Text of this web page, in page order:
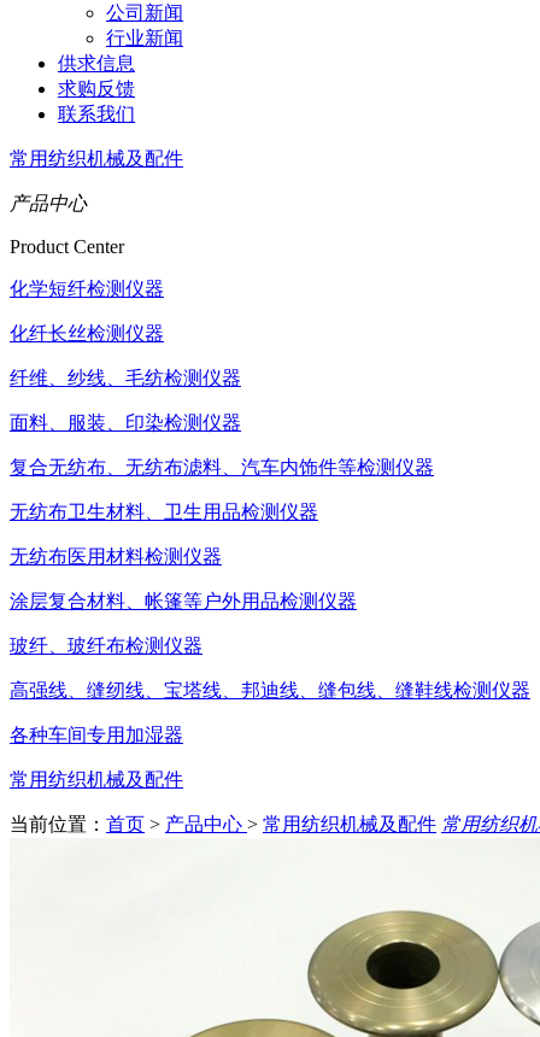
公司新闻
行业新闻
供求信息
求购反馈
联系我们
常用纺织机械及配件
产品中心
Product Center
化学短纤检测仪器
化纤长丝检测仪器
纤维、纱线、毛纺检测仪器
面料、服装、印染检测仪器
复合无纺布、无纺布滤料、汽车内饰件等检测仪器
无纺布卫生材料、卫生用品检测仪器
无纺布医用材料检测仪器
涂层复合材料、帐篷等户外用品检测仪器
玻纤、玻纤布检测仪器
高强线、缝纫线、宝塔线、邦迪线、缝包线、缝鞋线检测仪器
各种车间专用加湿器
常用纺织机械及配件
当前位置： 首页 > 产品中心 > 常用纺织机械及配件 常用纺织